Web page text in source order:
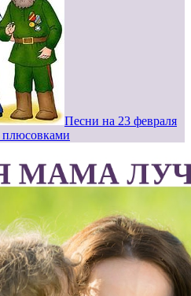
Песни на 23 февраля
плюсовками